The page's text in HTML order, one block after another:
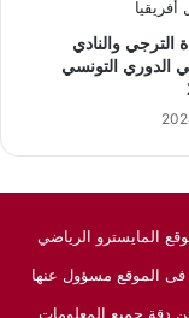
الترجي والنادي
الدوري التونسي
فى الموقع مسؤول عنها
دقة جميع المعلومات